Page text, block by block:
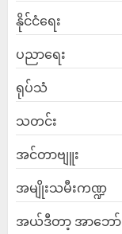
နိုင်ငံရေး
ပညာရေး
ရုပ်သံ
သတင်း
အင်တာဗျူး
အမျိုးသမီးကဏ္ဍ
အယ်ဒီတာ့ အာဘော်